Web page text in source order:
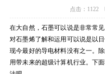
点击：1122
在大自然，石墨可以说是非常常
对石墨烯了解和运用可以说是以
现今最好的导电材料没有之一。
用带未来的超级计算机行业。下